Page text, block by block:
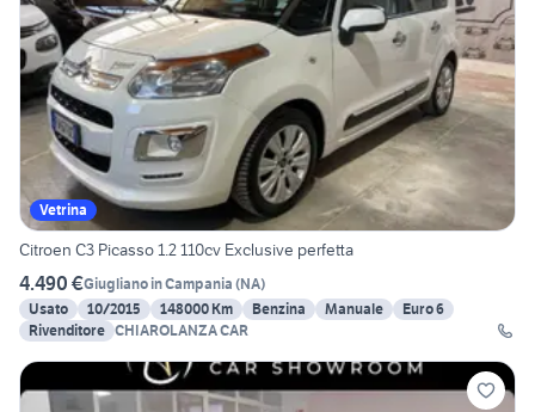
Vetrina
Citroen C3 Picasso 1.2 110cv Exclusive perfetta
4.490 €Giugliano in Campania (NA)
Usato
10/2015 148000 Km Benzina Manuale
Euro 6
Rivenditore CHIAROLANZA CAR